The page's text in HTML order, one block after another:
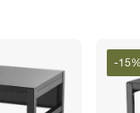
-15%